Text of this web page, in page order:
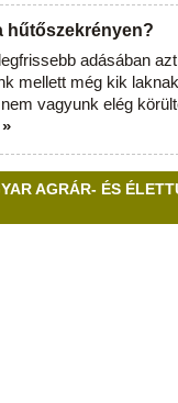
hűtőszekrényen?
adásában
mellett még kik
vagyunk elég
AGRÁR- ÉS